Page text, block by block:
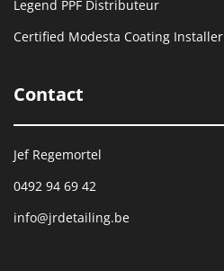
Legend PPF Distributeur
Certified Modesta Coating Installer
Contact
Jef Regemortel
0492 94 69 42
info@jrdetailing.be